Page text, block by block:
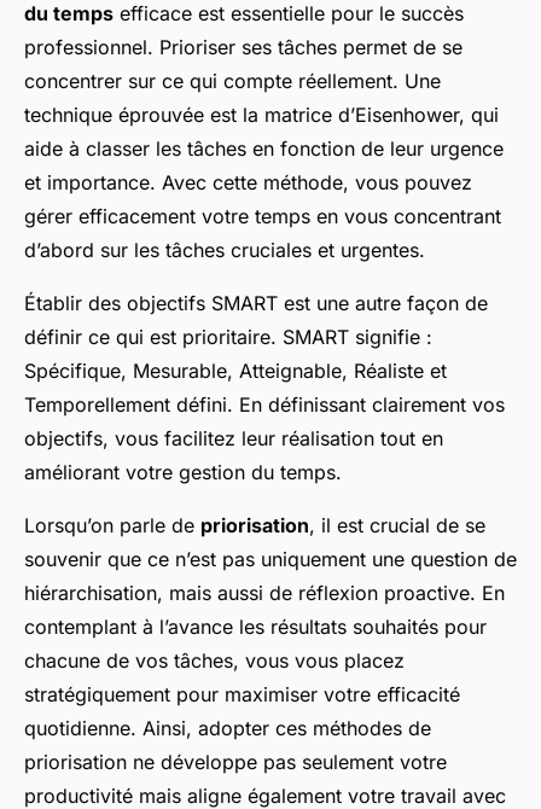
du temps efficace est essentielle pour le succès
professionnel. Prioriser ses tâches permet de se
concentrer sur ce qui compte réellement. Une
technique éprouvée est la matrice d’Eisenhower, qui
aide à classer les tâches en fonction de leur urgence
et importance. Avec cette méthode, vous pouvez
gérer efficacement votre temps en vous concentrant
d’abord sur les tâches cruciales et urgentes.
Établir des objectifs SMART est une autre façon de
définir ce qui est prioritaire. SMART signifie :
Spécifique, Mesurable, Atteignable, Réaliste et
Temporellement défini. En définissant clairement vos
objectifs, vous facilitez leur réalisation tout en
améliorant votre gestion du temps.
Lorsqu’on parle de priorisation, il est crucial de se
souvenir que ce n’est pas uniquement une question de
hiérarchisation, mais aussi de réflexion proactive. En
contemplant à l’avance les résultats souhaités pour
chacune de vos tâches, vous vous placez
stratégiquement pour maximiser votre efficacité
quotidienne. Ainsi, adopter ces méthodes de
priorisation ne développe pas seulement votre
productivité mais aligne également votre travail avec